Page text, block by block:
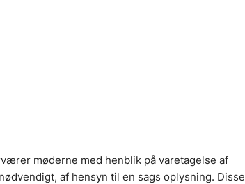
møderne med henblik på varetagelse af
af hensyn til en sags oplysning. Disse